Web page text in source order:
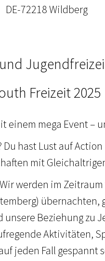
DE-72218 Wildberg
Freizeit 2025
einem mega Event –
hast Lust auf
mit
werden im Zeitraum
übernachten,
Beziehung zu
Aktivitäten,
jeden Fall gespannt